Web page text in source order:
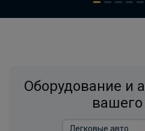
Оборудование и
вашего